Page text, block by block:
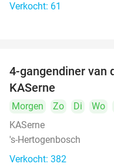
Verkocht: 61
4-gangendiner van
KASerne
Morgen Zo Di Wo
KASerne
's-Hertogenbosch
Verkocht: 382